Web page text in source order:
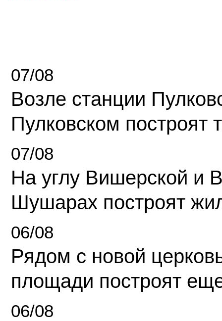
07/08
Возле станции
Пулковском построят
07/08
На углу Вишерской и
Шушарах построят
06/08
Рядом с новой
площади построят
06/08